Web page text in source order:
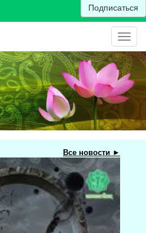
Подписаться
Все новости ►